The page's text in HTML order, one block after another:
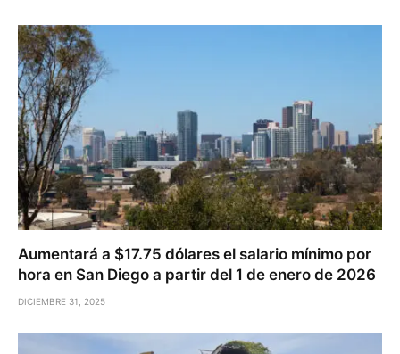
Aumentará a $17.75 dólares el salario mínimo por
hora en San Diego a partir del 1 de enero de 2026
DICIEMBRE 31, 2025